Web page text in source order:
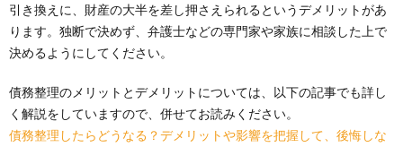
引き換えに、財産の大半を差し押さえられるというデメリットがあ
ります。独断で決めず、弁護士などの専門家や家族に相談した上で
決めるようにしてください。
債務整理のメリットとデメリットについては、以下の記事でも詳し
く解説をしていますので、併せてお読みください。
債務整理したらどうなる？デメリットや影響を把握して、後悔しな